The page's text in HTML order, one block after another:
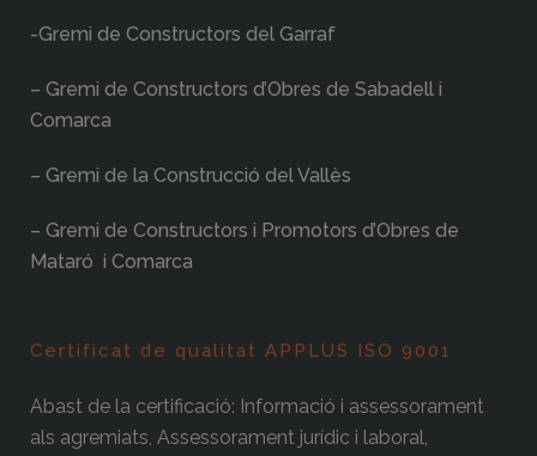
-Gremi de Constructors del Garraf
– Gremi de Constructors d’Obres de Sabadell i
Comarca
– Gremi de la Construcció del Vallès
– Gremi de Constructors i Promotors d’Obres de
Mataró i Comarca
Certificat de qualitat APPLUS ISO 9001
Abast de la certificació: Informació i assessorament
als agremiats, Assessorament jurídic i laboral,